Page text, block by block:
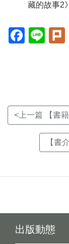
藏的故事2》
Facebook(另
開
Line(另
開
<上一篇 【書
【書
出版動態